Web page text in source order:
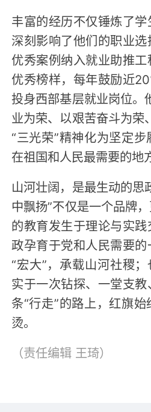
丰富的经历不仅锤炼了
深刻影响了他们的职业
优秀案例纳入就业助推
优秀榜样，每年鼓励近
投身西部基层就业岗位。
业为荣、以艰苦奋斗为荣
“三光荣”精神化为坚定
在祖国和人民最需要的地
山河壮阔，是最生动的思
中飘扬”不仅是一个品牌
的教育发生于理论与实
政孕育于党和人民需要
“宏大”，承载山河社稷
实于一次钻探、一堂支
条“行走”的路上，红旗
烫。
（责任编辑 王琦）